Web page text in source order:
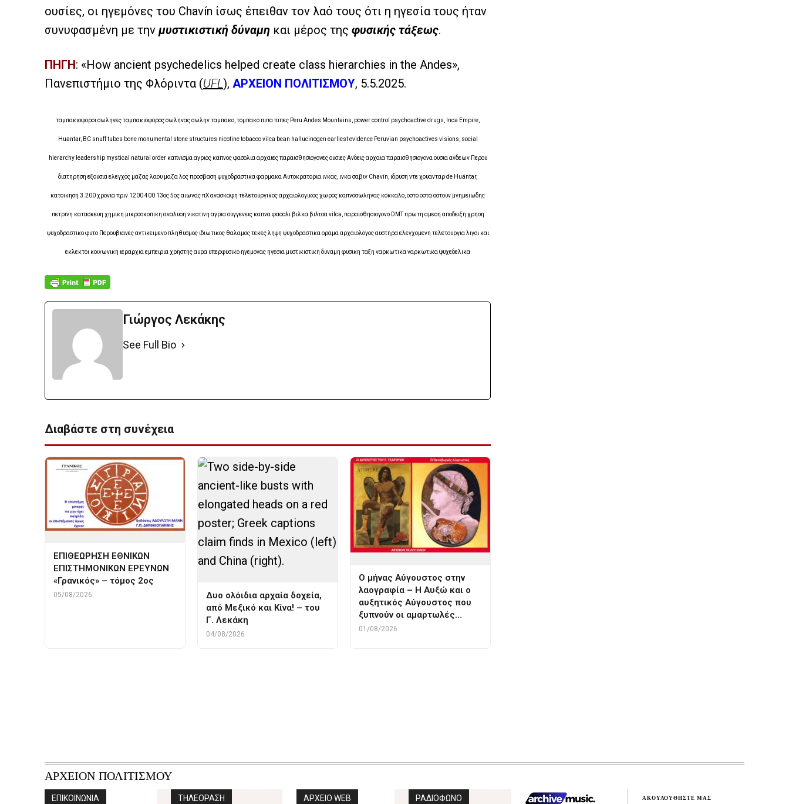
ουσίες, οι ηγεμόνες του Chavín ίσως έπειθαν τον λαό τους ότι η ηγεσία τους ήταν
συνυφασμένη με την μυστικιστική δύναμη και μέρος της φυσικής τάξεως.
ΠΗΓΗ: «How ancient psychedelics helped create class hierarchies in the Andes»,
Πανεπιστήμιο της Φλόριντα (UFL), ΑΡΧΕΙΟΝ ΠΟΛΙΤΙΣΜΟΥ, 5.5.2025.
ταμπακιοφοροι σωληνες ταμπακιοφορος σωληνας σωλην ταμπακο, τομπακο πιπα πιπες Peru Andes Mountains, power control psychoactive drugs, Inca Empire,
Huantar, BC snuff tubes bone monumental stone structures nicotine tobacco vilca bean hallucinogen earliest evidence Peruvian psychoactives visions, social
hierarchy leadership mystical natural order καπνισμα αγριος καπνος φασολια αρχαιες παραισθησιογονες ουσιες Ανδεις αρχαια παραισθησιογονα ουσια ανδεων Περου
διατηρηση εξουσια ελεγχος μαζας λαου μαζα λος προσβαση ψυχοδραστικα φαρμακα Αυτοκρατορια ινκας, ινκα σαβιν Chavín, ιδρυση ντε χουανταρ de Huántar,
κατοικηση 3.200 χρονια πριν 1200 400 13ος 5ος αιωνας πΧ ανασκαφη τελετουργικος αρχαιολογικος χωρος καπνοσωληνας κοκκαλο, οστο οστα οστουν μνημειωδης
πετρινη κατασκευη χημικη μικροσκοπικη αναλυση νικοτινη αγρια συγγενεις καπνα φασολι βιλκα βιλτσα vilca, παραισθησιογονο DMT πρωτη αμεση αποδειξη χρηση
ψυχοδραστικο φυτο Περουβιανες αντικειμενο πληθυσμος ιδιωτικος θαλαμος τεκες ληψη ψυχοδραστικα οραμα αρχαιολογος αυστηρα ελεγχομενη τελετουργια λιγοι και
εκλεκτοι κοινωνικη ιεραρχια εμπειρια χρηστης αυρα υπερφυσικο ηγεμονας ηγεσια μυστικιστικη δυναμη φυσικη ταξη ναρκωτικα ναρκωτικα ψυχεδελικα
Γιώργος Λεκάκης
See Full Bio
Διαβάστε στη συνέχεια
ΕΠΙΘΕΩΡΗΣΗ ΕΘΝΙΚΩΝ
ΕΠΙΣΤΗΜΟΝΙΚΩΝ ΕΡΕΥΝΩΝ
«Γρανικός» – τόμος 2ος
05/08/2026
Δυο ολόιδια αρχαία δοχεία,
από Μεξικό και Κίνα! – του
Γ. Λεκάκη
04/08/2026
Ο μήνας Αύγουστος στην
λαογραφία – Η Αυξώ και ο
αυξητικός Αύγουστος που
ξυπνούν οι αμαρτωλές…
01/08/2026
ΑΡΧΕΙΟΝ ΠΟΛΙΤΙΣΜΟΥ
ΕΠΙΚΟΙΝΩΝΙΑ ΤΗΛΕΟΡΑΣΗ ΑΡΧΕΙΟ WEB ΡΑΔΙΟΦΩΝΟ ΑΚΟΥΛΟΥΘΗΣΤΕ ΜΑΣ